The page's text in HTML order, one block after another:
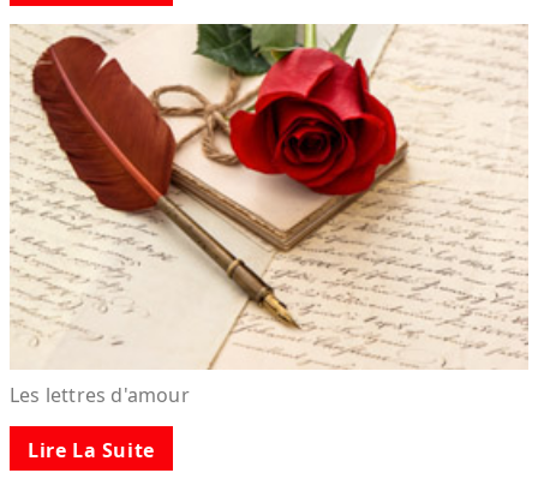
Les lettres d'amour
Lire La Suite